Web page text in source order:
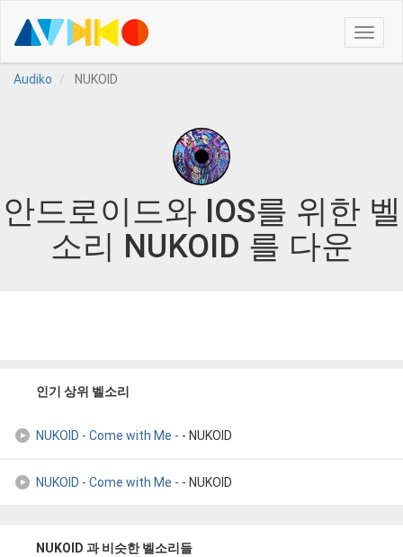
Toggle
Audiko
NUKOID
안드로이드와 IOS를 위한 벨
소리 NUKOID 를 다운
인기 상위 벨소리
NUKOID - Come with Me - - NUKOID
NUKOID - Come with Me - - NUKOID
NUKOID 과 비슷한 벨소리들